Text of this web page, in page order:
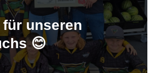
für unseren
😊